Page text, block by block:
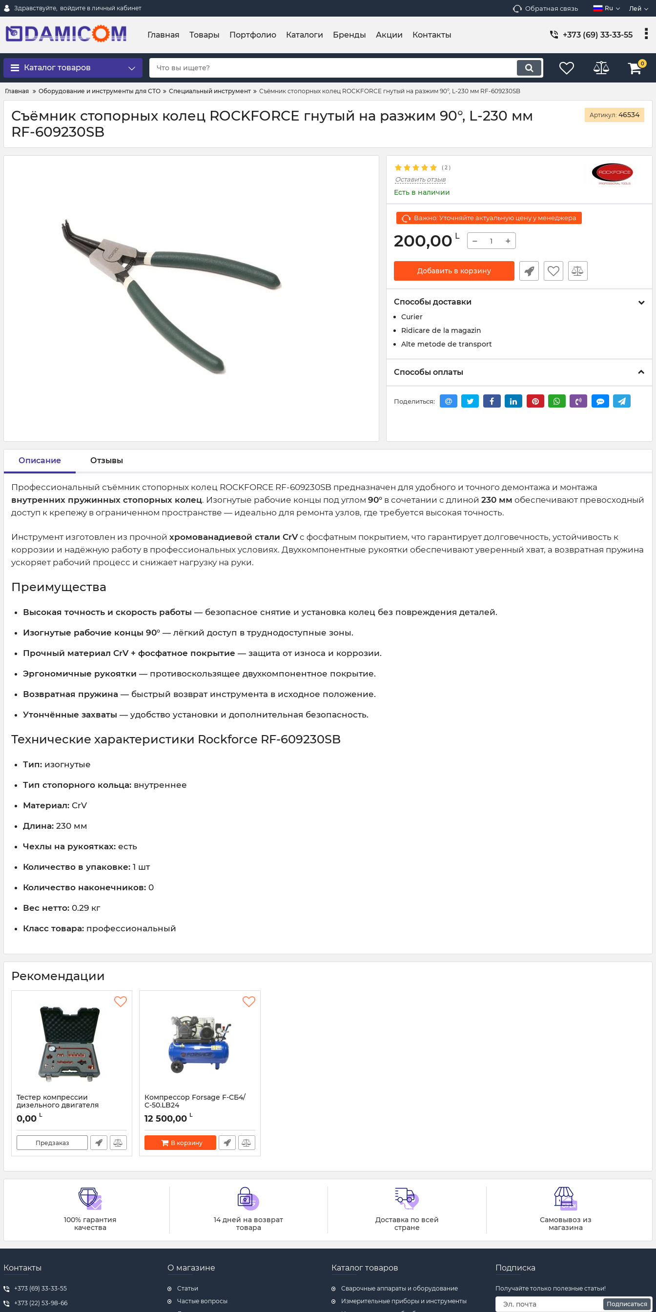
Здравствуйте, войдите в личный кабинет Обратная связь Ru Лей
Главная Товары Портфолио Каталоги Бренды Акции Контакты +373 (69) 33-33-55
Каталог товаров 0
Главная Оборудование и инструменты для СТО Специальный инструмент Съёмник стопорных колец ROCKFORCE гнутый на разжим 90°, L-230 мм RF-609230SB
Съёмник стопорных колец ROCKFORCE гнутый на разжим 90°, L-230 мм
RF-609230SB
Артикул: 46534
( 2 )
Оставить отзыв
Есть в наличии
Важно: Уточняйте актуальную цену у менеджера
200,00 L − +
Добавить в корзину
Способы доставки
Curier
Ridicare de la magazin
Alte metode de transport
Способы оплаты
Поделиться:
Описание Отзывы
Профессиональный съёмник стопорных колец ROCKFORCE RF-609230SB предназначен для удобного и точного демонтажа и монтажа
внутренних пружинных стопорных колец. Изогнутые рабочие концы под углом 90° в сочетании с длиной 230 мм обеспечивают превосходный
доступ к крепежу в ограниченном пространстве — идеально для ремонта узлов, где требуется высокая точность.
Инструмент изготовлен из прочной хромованадиевой стали CrVс фосфатным покрытием, что гарантирует долговечность, устойчивость к
коррозии и надёжную работу в профессиональных условиях. Двухкомпонентные рукоятки обеспечивают уверенный хват, а возвратная пружина
ускоряет рабочий процесс и снижает нагрузку на руки.
Преимущества
Высокая точность и скорость работы — безопасное снятие и установка колец без повреждения деталей.
Изогнутые рабочие концы 90° — лёгкий доступ в труднодоступные зоны.
Прочный материал CrV + фосфатное покрытие — защита от износа и коррозии.
Эргономичные рукоятки — противоскользящее двухкомпонентное покрытие.
Возвратная пружина — быстрый возврат инструмента в исходное положение.
Утончённые захваты — удобство установки и дополнительная безопасность.
Технические характеристики Rockforce RF-609230SB
Тип: изогнутые
Тип стопорного кольца: внутреннее
Материал: CrV
Длина: 230 мм
Чехлы на рукоятках: есть
Количество в упаковке: 1 шт
Количество наконечников: 0
Вес нетто: 0.29 кг
Класс товара: профессиональный
Рекомендации
Тестер компрессии
дизельного двигателя
Forsage F-04A1014D - 19 пр.
Артикул:
0,00 L
Предзаказ
Компрессор Forsage F-СБ4/
С-50.LB24
Артикул: 47754
12 500,00 L
В корзину
100% гарантия
качества
14 дней на возврат
товара
Доставка по всей
стране
Самовывоз из
магазина
Контакты
+373 (69) 33-33-55
+373 (22) 53-98-66
О магазине
Статьи
Частые вопросы
Каталог товаров
Сварочные аппараты и оборудование
Измерительные приборы и инструменты
Подписка
Получайте только полезные статьи!
Подписаться